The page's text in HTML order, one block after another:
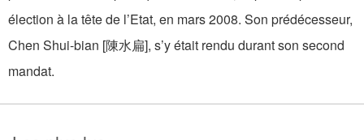
élection à la tête de l’Etat, en mars 2008. Son prédécesseur,
Chen Shui-bian [陳水扁], s’y était rendu durant son second
mandat.